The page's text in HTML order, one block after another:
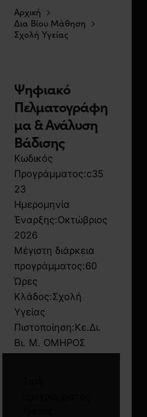
Αρχική
Δια Βίου Μάθηση
Σχολή Υγείας
Ψηφιακό
Πελματογράφη
μα & Ανάλυση
Βάδισης
Κωδικός
Προγράμματος:c35
23
Ημερομηνία
Έναρξης:Οκτώβριος
2026
Μέγιστη διάρκεια
προγράμματος:60
Ώρες
Κλάδος:Σχολή
Υγείας
Πιστοποίηση:Κε.Δι.
Βι. Μ. ΟΜΗΡΟΣ